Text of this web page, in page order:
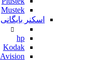
Mustek
اسکنر بایگانی
hp
Kodak
Avision